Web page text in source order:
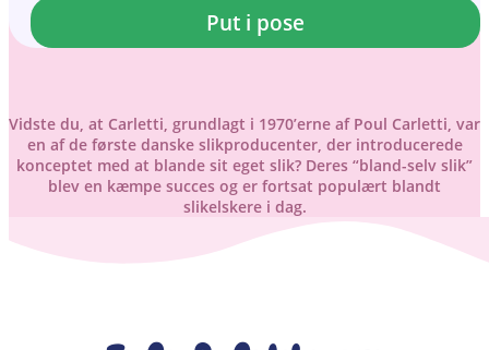
Put i pose
Vidste du, at Carletti, grundlagt i 1970’erne af Poul Carletti, var
en af de første danske slikproducenter, der introducerede
konceptet med at blande sit eget slik? Deres “bland-selv slik”
blev en kæmpe succes og er fortsat populært blandt
slikelskere i dag.